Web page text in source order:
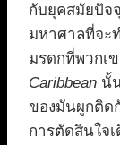
กับยุคสมัยปัจ
มหาศาลที่จะ
มรดกที่พวกเ
Caribbean นั้
ของมันผูกติด
การตัดสินใจ